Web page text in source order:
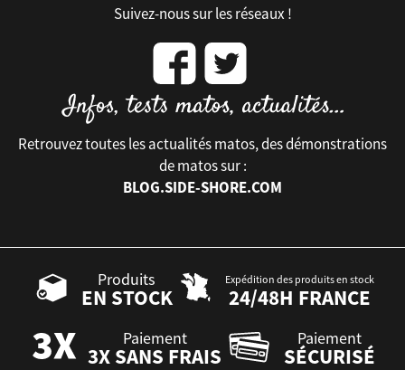
Suivez-nous sur les réseaux !
Retrouvez toutes les actualités matos, des démonstrations
de matos sur :
BLOG.SIDE-SHORE.COM
Produits
EN STOCK
Expédition des produits en stock
24/48H FRANCE
Paiement
3X SANS FRAIS
Paiement
SÉCURISÉ